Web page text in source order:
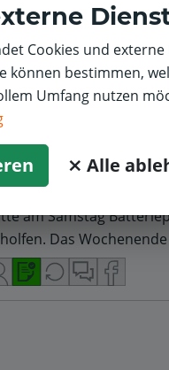
4,0/5
Batterie-Panne, mir
So könnte ich
S. Sonstige Renault
am Samstag
Das
Cookies und
können bestimmen,
Umfang nutzen
⨯ Alle